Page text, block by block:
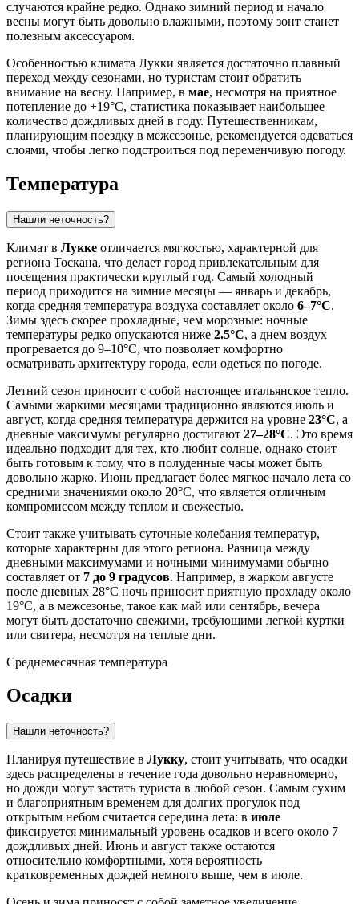
случаются крайне редко. Однако зимний период и начало
весны могут быть довольно влажными, поэтому зонт станет
полезным аксессуаром.
Особенностью климата Лукки является достаточно плавный
переход между сезонами, но туристам стоит обратить
внимание на весну. Например, в мае, несмотря на приятное
потепление до +19°C, статистика показывает наибольшее
количество дождливых дней в году. Путешественникам,
планирующим поездку в межсезонье, рекомендуется одеваться
слоями, чтобы легко подстроиться под переменчивую погоду.
Температура
Нашли неточность?
Климат в Лукке отличается мягкостью, характерной для
региона Тоскана, что делает город привлекательным для
посещения практически круглый год. Самый холодный
период приходится на зимние месяцы — январь и декабрь,
когда средняя температура воздуха составляет около 6–7°C.
Зимы здесь скорее прохладные, чем морозные: ночные
температуры редко опускаются ниже 2.5°C, а днем воздух
прогревается до 9–10°C, что позволяет комфортно
осматривать архитектуру города, если одеться по погоде.
Летний сезон приносит с собой настоящее итальянское тепло.
Самыми жаркими месяцами традиционно являются июль и
август, когда средняя температура держится на уровне 23°C, а
дневные максимумы регулярно достигают 27–28°C. Это время
идеально подходит для тех, кто любит солнце, однако стоит
быть готовым к тому, что в полуденные часы может быть
довольно жарко. Июнь предлагает более мягкое начало лета со
средними значениями около 20°C, что является отличным
компромиссом между теплом и свежестью.
Стоит также учитывать суточные колебания температур,
которые характерны для этого региона. Разница между
дневными максимумами и ночными минимумами обычно
составляет от 7 до 9 градусов. Например, в жарком августе
после дневных 28°C ночь приносит приятную прохладу около
19°C, а в межсезонье, такое как май или сентябрь, вечера
могут быть достаточно свежими, требующими легкой куртки
или свитера, несмотря на теплые дни.
Среднемесячная температура
Осадки
Нашли неточность?
Планируя путешествие в Лукку, стоит учитывать, что осадки
здесь распределены в течение года довольно неравномерно,
но дожди могут застать туриста в любой сезон. Самым сухим
и благоприятным временем для долгих прогулок под
открытым небом считается середина лета: в июле
фиксируется минимальный уровень осадков и всего около 7
дождливых дней. Июнь и август также остаются
относительно комфортными, хотя вероятность
кратковременных дождей немного выше, чем в июле.